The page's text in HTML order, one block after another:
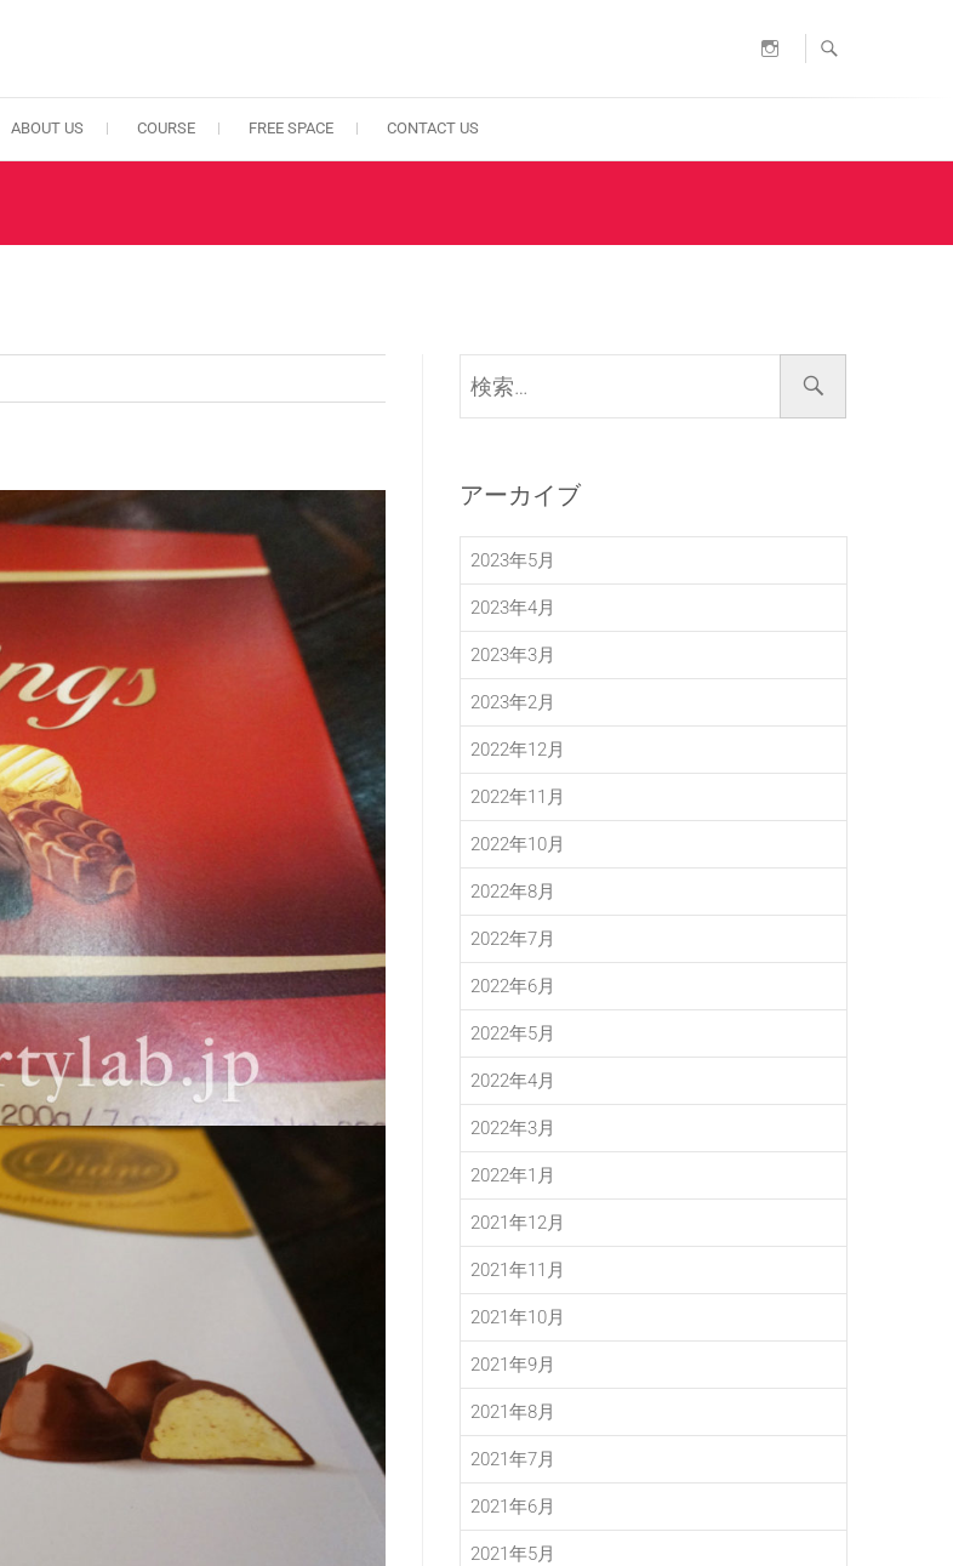
Instagram
ABOUT US COURSE FREE SPACE CONTACT US
索…
アーカイブ
2023年5月
2023年4月
2023年3月
2023年2月
2022年12月
2022年11月
2022年10月
2022年8月
2022年7月
2022年6月
2022年5月
2022年4月
2022年3月
2022年1月
2021年12月
2021年11月
2021年10月
2021年9月
2021年8月
2021年7月
2021年6月
2021年5月